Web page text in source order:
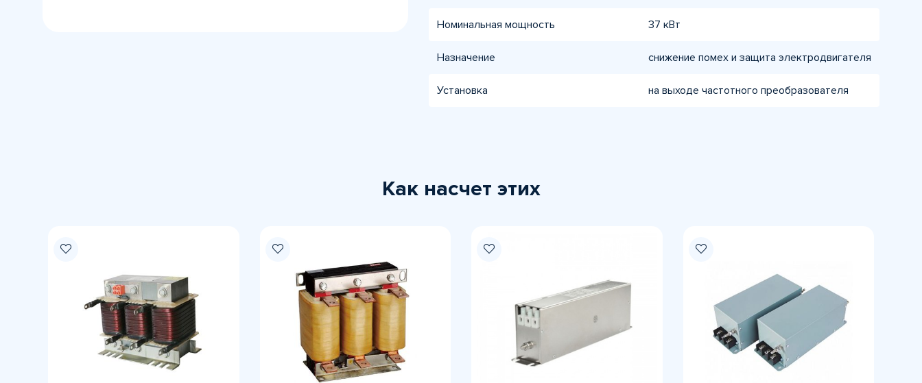
Номинальная мощность 37 кВт
Назначение снижение помех и защита электродвигателя
Установка на выходе частотного преобразователя
Как насчет этих